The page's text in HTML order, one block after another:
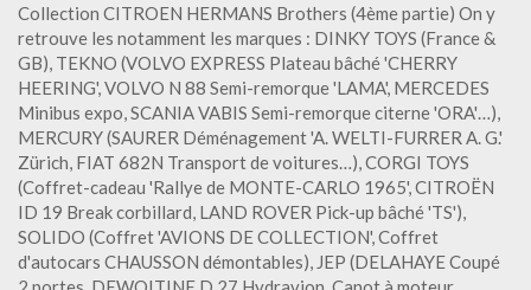
Collection CITROEN HERMANS Brothers (4ème partie) On y
retrouve les notamment les marques : DINKY TOYS (France &
GB), TEKNO (VOLVO EXPRESS Plateau bâché 'CHERRY
HEERING', VOLVO N 88 Semi-remorque 'LAMA', MERCEDES
Minibus expo, SCANIA VABIS Semi-remorque citerne 'ORA'…),
MERCURY (SAURER Déménagement 'A. WELTI-FURRER A. G.'
Zürich, FIAT 682N Transport de voitures…), CORGI TOYS
(Coffret-cadeau 'Rallye de MONTE-CARLO 1965', CITROËN
ID 19 Break corbillard, LAND ROVER Pick-up bâché 'TS'),
SOLIDO (Coffret 'AVIONS DE COLLECTION', Coffret
d'autocars CHAUSSON démontables), JEP (DELAHAYE Coupé